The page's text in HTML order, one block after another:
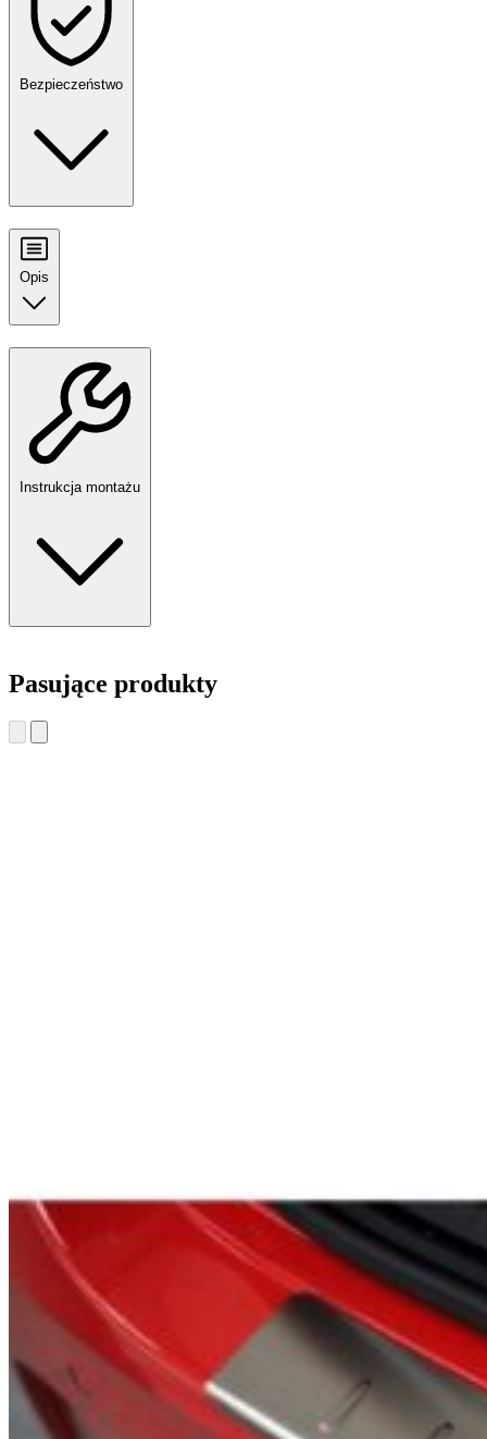
Bezpieczeństwo
Opis
Instrukcja montażu
Pasujące produkty